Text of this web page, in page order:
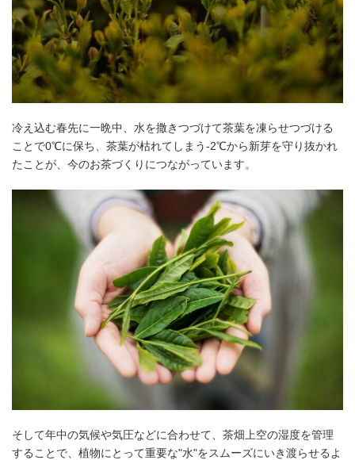
冷え込む春先に一晩中、水を撒きつづけて茶葉を凍らせつづける
ことで0℃に保ち、茶葉が枯れてしまう-2℃から新芽を守り抜かれ
たことが、今のお茶づくりにつながっています。
そして年中の気候や気圧などに合わせて、茶畑上空の湿度を管理
することで、植物にとって重要な"水"をスムーズにいき渡らせるよ